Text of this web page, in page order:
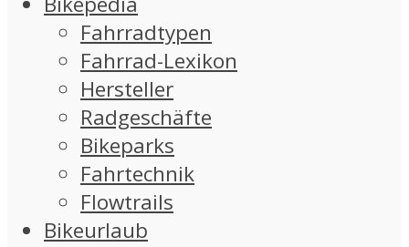
Fahrradtypen
Fahrrad-Lexikon
Hersteller
Radgeschäfte
Bikeparks
Fahrtechnik
Flowtrails
Bikeurlaub